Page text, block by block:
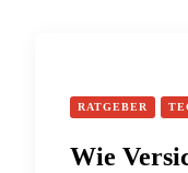
RATGEBER
Wie